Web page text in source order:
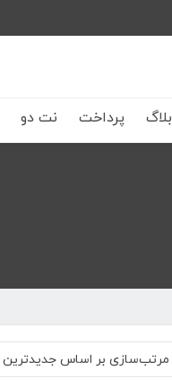
بلاگ پرداخت نت دو
مرتب‌سازی بر اساس جدیدترین